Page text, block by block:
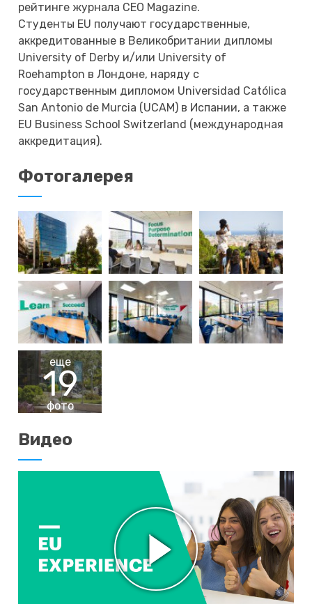
рейтинге журнала CEO Magazine.
Студенты EU получают государственные,
аккредитованные в Великобритании дипломы
University of Derby и/или University of
Roehampton в Лондоне, наряду с
государственным дипломом Universidad Católica
San Antonio de Murcia (UCAM) в Испании, а также
EU Business School Switzerland (международная
аккредитация).
Фотогалерея
еще
19
фото
Видео